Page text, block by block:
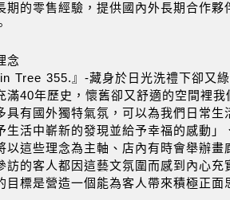
期的零售經驗，提供國內外長期合作
念
Tree 355.』-藏身於日光洗禮下卻又
滿40年歷史，懷舊卻又舒適的空間裡我
具有國外獨特氣氛，可以為我們日常生
生活中嶄新的發現並給予幸福的感動
以這些理念為主軸、店內有時會舉辦畫
訪的客人都因這藝文氛圍而感到內心充
目標是營造一個能為客人帶來積極正面